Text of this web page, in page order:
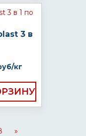
3 в
кг
»